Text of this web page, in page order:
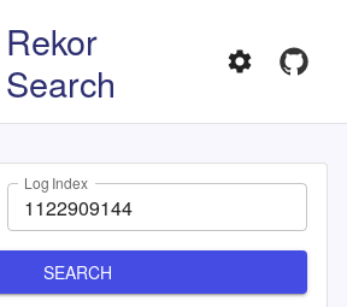
Rekor
Search
Log Index
SEARCH